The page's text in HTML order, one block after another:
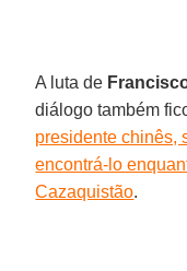
A luta de
diálogo também
presidente chinês,
encontrá-lo
Cazaquistão.